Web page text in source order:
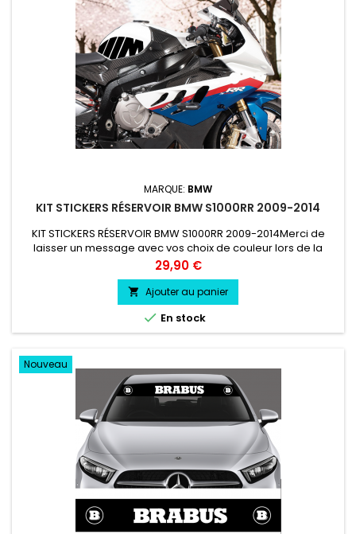
MARQUE: BMW
KIT STICKERS RÉSERVOIR BMW S1000RR 2009-2014
KIT STICKERS RÉSERVOIR BMW S1000RR 2009-2014Merci de
laisser un message avec vos choix de couleur lors de la
commande COULEUR AU CHOIX vinyle professionnel très
résistant résiste a l'eau, essence, chaleur, froid.
Prix
29,90 €
 Ajouter au panier
 En stock
Nouveau